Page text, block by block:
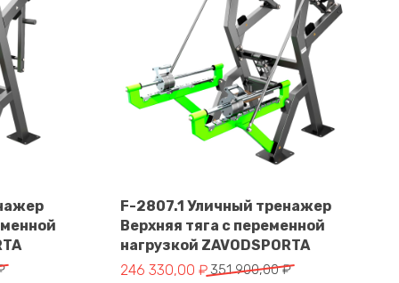
328 900,00 ₽.
В корзину
F-2807.1 Уличный тренажер
Верхняя тяга с переменной
нагрузкой ZAVODSPORTA
351 900,00₽
Первоначальная цена составляла 351
246 330,00 ₽
Текущая цена: 246 330,00 ₽.